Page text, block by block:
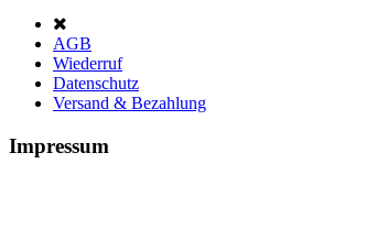
AGB
Wiederruf
Datenschutz
Versand & Bezahlung
Impressum